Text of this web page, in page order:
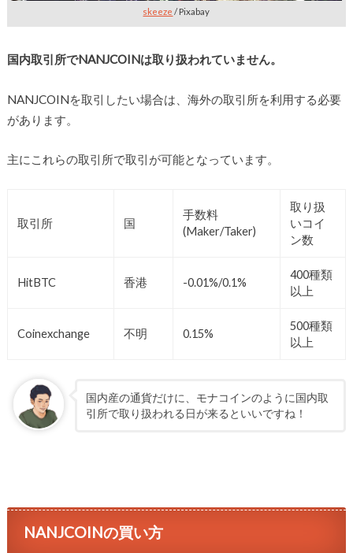
skeeze / Pixabay
国内取引所でNANJCOINは取り扱われていません。
NANJCOINを取引したい場合は、海外の取引所を利用する必要
があります。
主にこれらの取引所で取引が可能となっています。
取引所 国
手数料
(Maker/Taker)
取り扱
いコイ
ン数
HitBTC 香港 -0.01%/0.1%
400種類
以上
Coinexchange 不明 0.15%
500種類
以上
国内産の通貨だけに、モナコインのように国内取
引所で取り扱われる日が来るといいですね！
NANJCOINの買い方